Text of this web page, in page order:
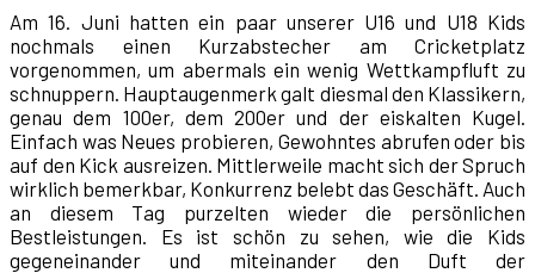
Am 16. Juni hatten ein paar unserer U16 und U18 Kids
nochmals einen Kurzabstecher am Cricketplatz
vorgenommen, um abermals ein wenig Wettkampfluft zu
schnuppern. Hauptaugenmerk galt diesmal den Klassikern,
genau dem 100er, dem 200er und der eiskalten Kugel.
Einfach was Neues probieren, Gewohntes abrufen oder bis
auf den Kick ausreizen. Mittlerweile macht sich der Spruch
wirklich bemerkbar, Konkurrenz belebt das Geschäft. Auch
an diesem Tag purzelten wieder die persönlichen
Bestleistungen. Es ist schön zu sehen, wie die Kids
gegeneinander und miteinander den Duft der